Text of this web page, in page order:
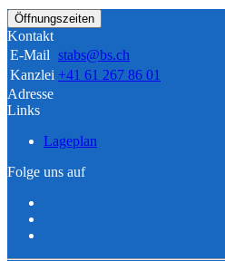
Öffnungszeiten
Kontakt
E-Mail stabs@bs.ch
Kanzlei +41 61 267 86 01
Adresse
Links
Lageplan
Folge uns auf